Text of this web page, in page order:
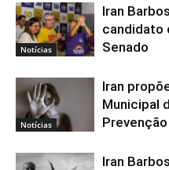
Notícias
Iran
candidato
Senado
Notícias
Iran
Municipal
Iran